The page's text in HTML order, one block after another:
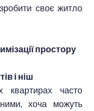
своє житло
простору
і ніш
квартирах часто
хоча можуть